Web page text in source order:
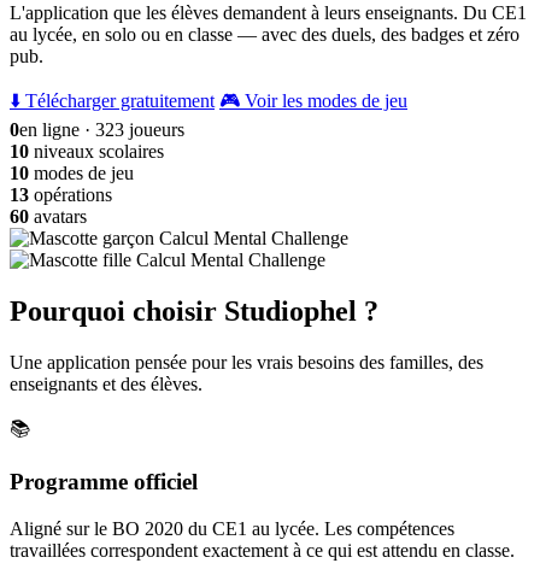
L'application que les élèves demandent à leurs enseignants. Du CE1
au lycée, en solo ou en classe — avec des duels, des badges et zéro
pub.
⬇️ Télécharger gratuitement 🎮 Voir les modes de jeu
0en ligne · 323 joueurs
10 niveaux scolaires
10 modes de jeu
13 opérations
60 avatars
Pourquoi choisir Studiophel ?
Une application pensée pour les vrais besoins des familles, des
enseignants et des élèves.
📚
Programme officiel
Aligné sur le BO 2020 du CE1 au lycée. Les compétences
travaillées correspondent exactement à ce qui est attendu en classe.